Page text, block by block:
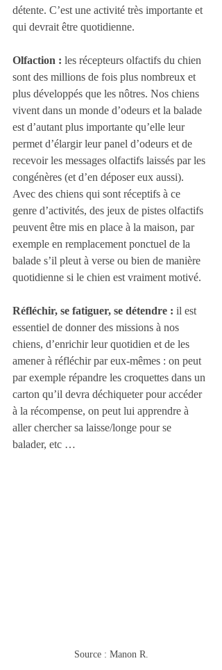
détente. C’est une activité très importante et
qui devrait être quotidienne.
Olfaction : les récepteurs olfactifs du chien
sont des millions de fois plus nombreux et
plus développés que les nôtres. Nos chiens
vivent dans un monde d’odeurs et la balade
est d’autant plus importante qu’elle leur
permet d’élargir leur panel d’odeurs et de
recevoir les messages olfactifs laissés par les
congénères (et d’en déposer eux aussi).
Avec des chiens qui sont réceptifs à ce
genre d’activités, des jeux de pistes olfactifs
peuvent être mis en place à la maison, par
exemple en remplacement ponctuel de la
balade s’il pleut à verse ou bien de manière
quotidienne si le chien est vraiment motivé.
Réfléchir, se fatiguer, se détendre : il est
essentiel de donner des missions à nos
chiens, d’enrichir leur quotidien et de les
amener à réfléchir par eux-mêmes : on peut
par exemple répandre les croquettes dans un
carton qu’il devra déchiqueter pour accéder
à la récompense, on peut lui apprendre à
aller chercher sa laisse/longe pour se
balader, etc …
Source : Manon R.